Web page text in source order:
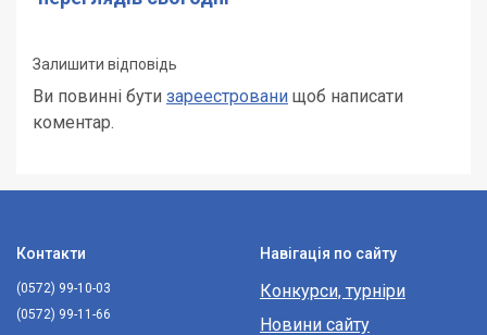
Залишити відповідь
Ви повинні бути зареестровани щоб написати
коментар.
Навігація по сайту
Конкурси, турніри
Новини сайту
Контакти
(0572) 99-10-03
(0572) 99-11-66